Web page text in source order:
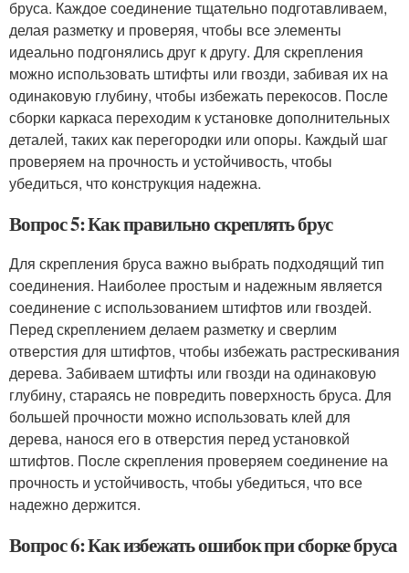
бруса. Каждое соединение тщательно подготавливаем,
делая разметку и проверяя, чтобы все элементы
идеально подгонялись друг к другу. Для скрепления
можно использовать штифты или гвозди, забивая их на
одинаковую глубину, чтобы избежать перекосов. После
сборки каркаса переходим к установке дополнительных
деталей, таких как перегородки или опоры. Каждый шаг
проверяем на прочность и устойчивость, чтобы
убедиться, что конструкция надежна.
Вопрос 5: Как правильно скреплять брус
Для скрепления бруса важно выбрать подходящий тип
соединения. Наиболее простым и надежным является
соединение с использованием штифтов или гвоздей.
Перед скреплением делаем разметку и сверлим
отверстия для штифтов, чтобы избежать растрескивания
дерева. Забиваем штифты или гвозди на одинаковую
глубину, стараясь не повредить поверхность бруса. Для
большей прочности можно использовать клей для
дерева, нанося его в отверстия перед установкой
штифтов. После скрепления проверяем соединение на
прочность и устойчивость, чтобы убедиться, что все
надежно держится.
Вопрос 6: Как избежать ошибок при сборке бруса